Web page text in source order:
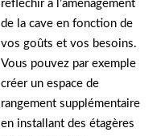
réfléchir à l’aménagement
de la cave en fonction de
vos goûts et vos besoins.
Vous pouvez par exemple
créer un espace de
rangement supplémentaire
en installant des étagères